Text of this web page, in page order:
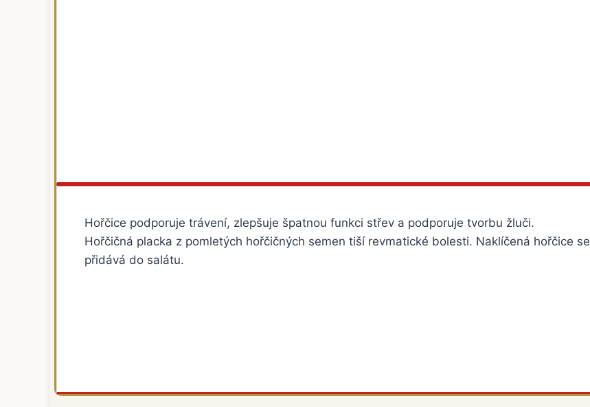
Hořčice podporuje trávení, zlepšuje špatnou funkci střev a podporuje tvorbu žluči.
Hořčičná placka z pomletých hořčičných semen tiší revmatické bolesti. Naklíčená hořčice se
přidává do salátu.